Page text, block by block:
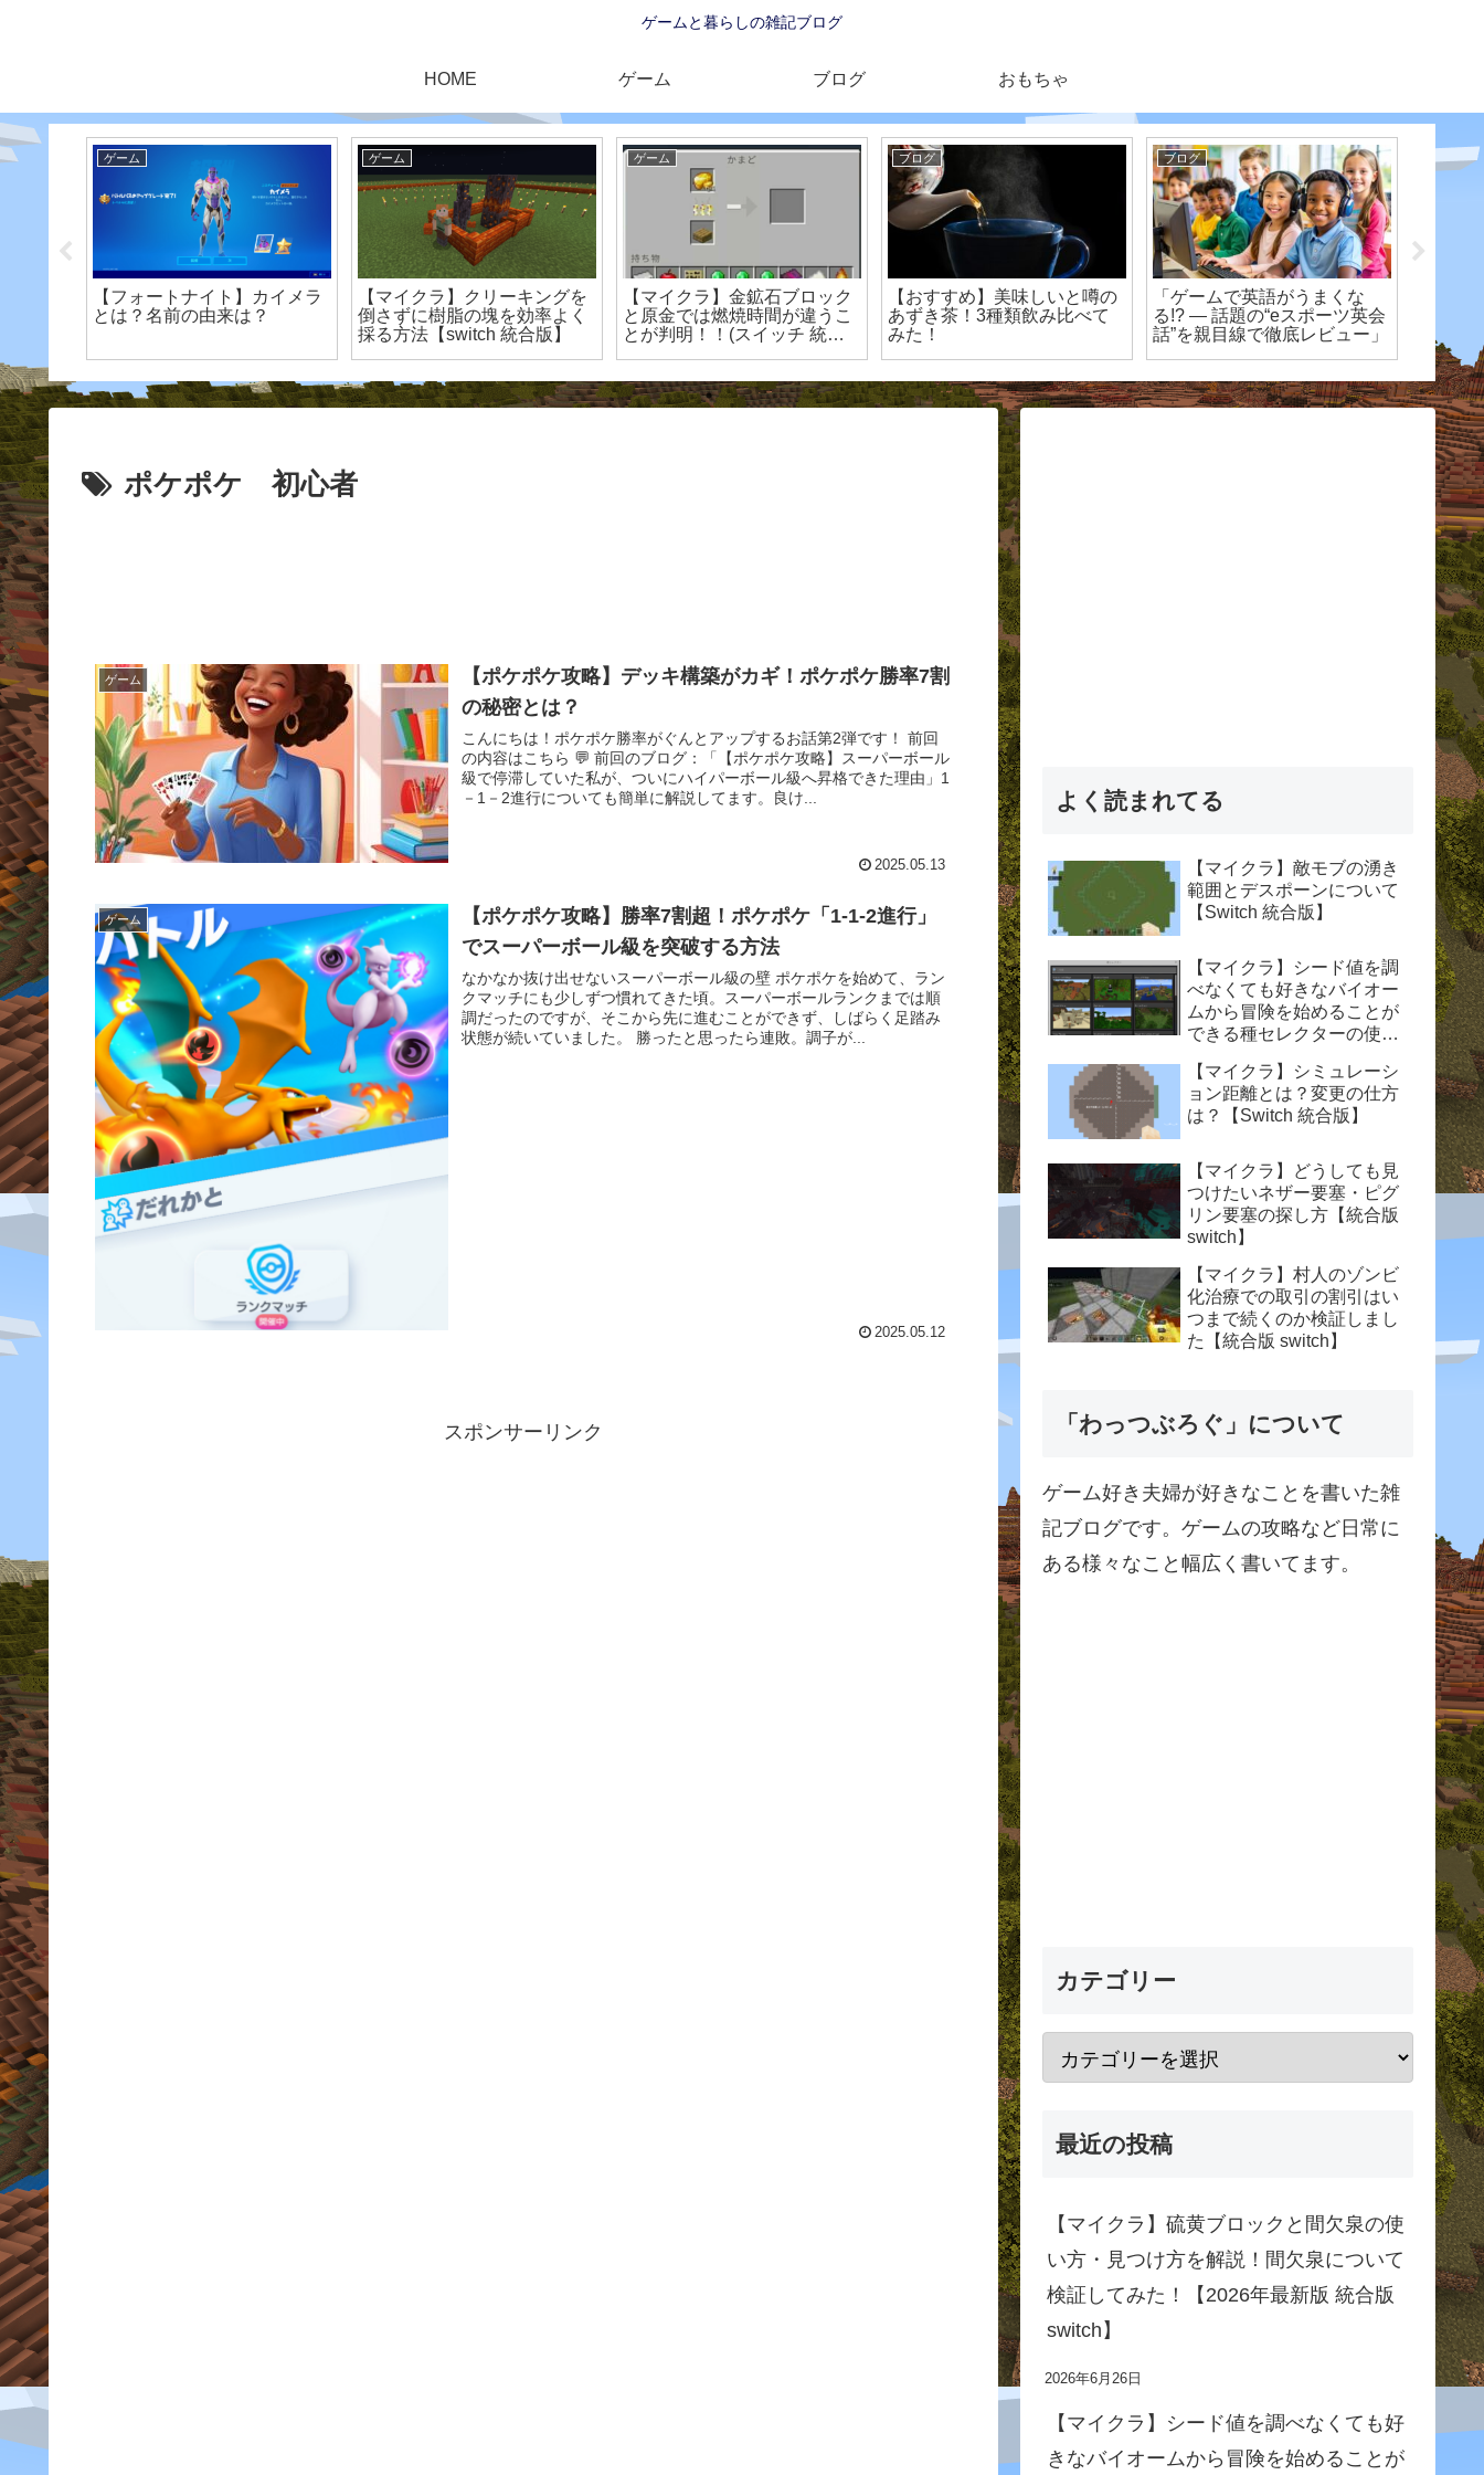
ゲームと暮らしの雑記ブログ
HOME ゲーム ブログ おもちゃ
ゲーム
【フォートナイト】カイメラ
とは？名前の由来は？
ゲーム
【マイクラ】クリーキングを
倒さずに樹脂の塊を効率よく
採る方法【switch 統合版】
ゲーム
【マイクラ】金鉱石ブロック
と原金では燃焼時間が違うこ
とが判明！！(スイッチ 統合
ブログ
【おすすめ】美味しいと噂の
あずき茶！3種類飲み比べて
みた！
ブログ
「ゲームで英語がうまくな
る!? ― 話題の“eスポーツ英会
話”を親目線で徹底レビュー」
おさるの
どもの
過程を
ポケポケ 初心者
ゲーム
【ポケポケ攻略】デッキ構築がカギ！ポケポケ勝率7割
の秘密とは？
こんにちは！ポケポケ勝率がぐんとアップするお話第2弾です！ 前回
の内容はこちら 💬 前回のブログ：「【ポケポケ攻略】スーパーボール
級で停滞していた私が、ついにハイパーボール級へ昇格できた理由」1
－1－2進行についても簡単に解説してます。良け...
2025.05.13
ゲーム
【ポケポケ攻略】勝率7割超！ポケポケ「1-1-2進行」
でスーパーボール級を突破する方法
なかなか抜け出せないスーパーボール級の壁 ポケポケを始めて、ラン
クマッチにも少しずつ慣れてきた頃。スーパーボールランクまでは順
調だったのですが、そこから先に進むことができず、しばらく足踏み
状態が続いていました。 勝ったと思ったら連敗。調子が...
2025.05.12
スポンサーリンク
よく読まれてる
【マイクラ】敵モブの湧き
範囲とデスポーンについて
【Switch 統合版】
【マイクラ】シード値を調
べなくても好きなバイオー
ムから冒険を始めることが
できる種セレクターの使い
【マイクラ】シミュレーシ
ョン距離とは？変更の仕方
は？【Switch 統合版】
【マイクラ】どうしても見
つけたいネザー要塞・ピグ
リン要塞の探し方【統合版
switch】
【マイクラ】村人のゾンビ
化治療での取引の割引はい
つまで続くのか検証しまし
た【統合版 switch】
「わっつぶろぐ」について
ゲーム好き夫婦が好きなことを書いた雑
記ブログです。ゲームの攻略など日常に
ある様々なこと幅広く書いてます。
カテゴリー
最近の投稿
【マイクラ】硫黄ブロックと間欠泉の使
い方・見つけ方を解説！間欠泉について
検証してみた！【2026年最新版 統合版
switch】
2026年6月26日
【マイクラ】シード値を調べなくても好
きなバイオームから冒険を始めることが